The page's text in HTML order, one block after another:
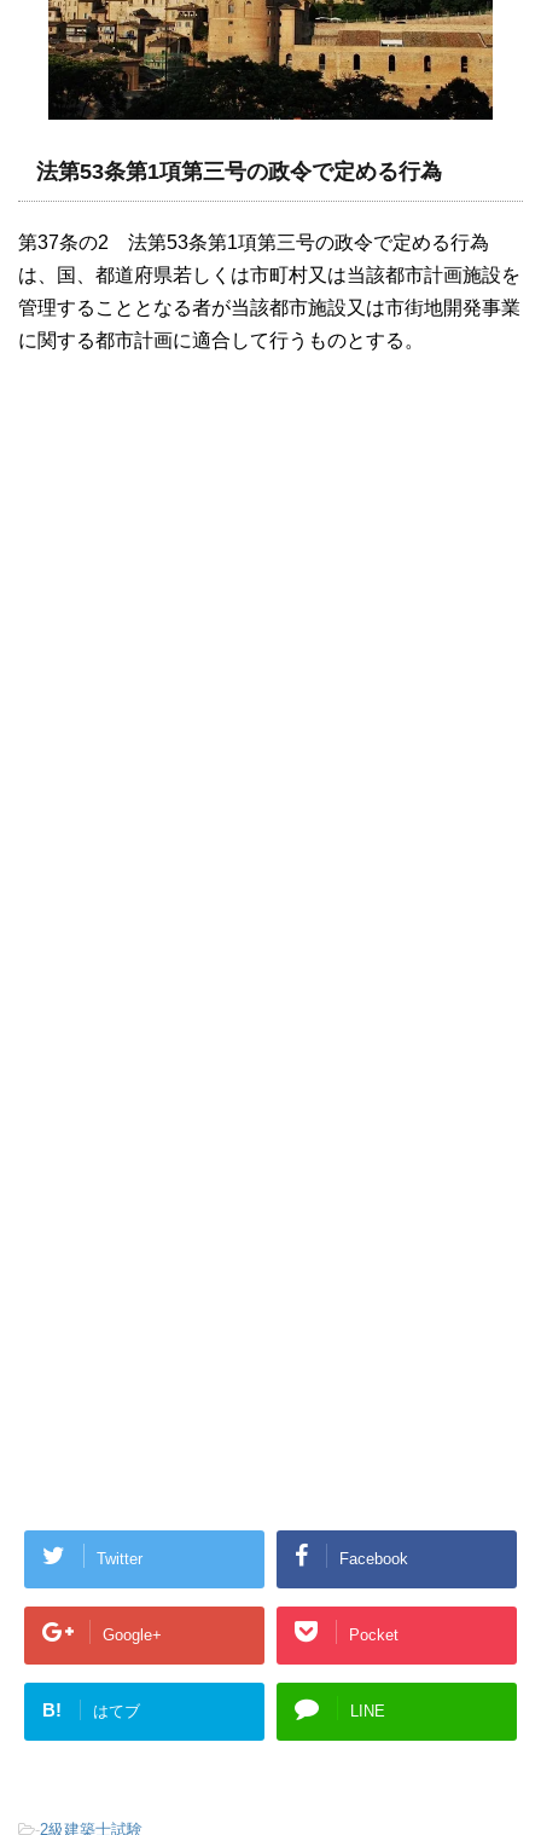
法第53条第1項第三号の政令で定める行為
第37条の2 法第53条第1項第三号の政令で定める行為
は、国、都道府県若しくは市町村又は当該都市計画施設を
管理することとなる者が当該都市施設又は市街地開発事業
に関する都市計画に適合して行うものとする。
Twitter Facebook
Google+ Pocket
B! はてブ LINE
-2級建築士試験